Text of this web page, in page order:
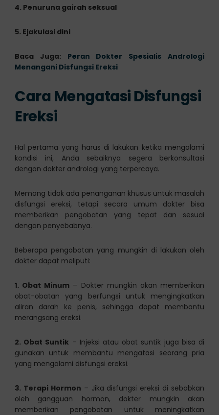
4. Penuruna gairah seksual
5. Ejakulasi dini
Baca Juga: Peran Dokter Spesialis Andrologi
Menangani Disfungsi Ereksi
Cara Mengatasi Disfungsi
Ereksi
Hal pertama yang harus di lakukan ketika mengalami
kondisi ini, Anda sebaiknya segera berkonsultasi
dengan dokter andrologi yang terpercaya.
Memang tidak ada penanganan khusus untuk masalah
disfungsi ereksi, tetapi secara umum dokter bisa
memberikan pengobatan yang tepat dan sesuai
dengan penyebabnya.
Beberapa pengobatan yang mungkin di lakukan oleh
dokter dapat meliputi:
1. Obat Minum – Dokter mungkin akan memberikan
obat-obatan yang berfungsi untuk mengingkatkan
aliran darah ke penis, sehingga dapat membantu
merangsang ereksi.
2. Obat Suntik – Injeksi atau obat suntik juga bisa di
gunakan untuk membantu mengatasi seorang pria
yang mengalami disfungsi ereksi.
3. Terapi Hormon – Jika disfungsi ereksi di sebabkan
oleh gangguan hormon, dokter mungkin akan
memberikan pengobatan untuk meningkatkan